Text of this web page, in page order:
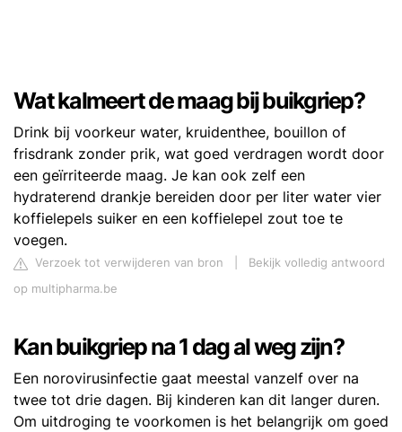
Wat kalmeert de maag bij buikgriep?
Drink bij voorkeur water, kruidenthee, bouillon of
frisdrank zonder prik, wat goed verdragen wordt door
een geïrriteerde maag. Je kan ook zelf een
hydraterend drankje bereiden door per liter water vier
koffielepels suiker en een koffielepel zout toe te
voegen.
Verzoek tot verwijderen van bron
Bekijk volledig antwoord
op multipharma.be
Kan buikgriep na 1 dag al weg zijn?
Een norovirusinfectie gaat meestal vanzelf over na
twee tot drie dagen. Bij kinderen kan dit langer duren.
Om uitdroging te voorkomen is het belangrijk om goed